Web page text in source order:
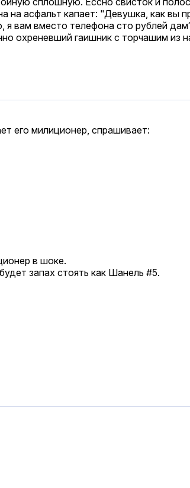
на асфальт капает: "Девушка, как вы
я вам вместо телефона сто рублей
оxpеневший гаишник с торчашим из
его милиционер, спрашивает:
в шоке.
запах стоять как Шанель #5.